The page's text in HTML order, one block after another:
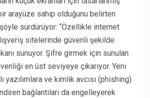
arayüze sahip olduğunu belirten
sürdürüyor: “Özellikle internet
sitelerinde güvenli şekilde
sunuyor. Şifre girmek için sunulan
en üst seviyeye çıkarıyor. Yeni
yazılımlara ve kimlik avcısı (phishing)
bağlantıları da engelleyerek